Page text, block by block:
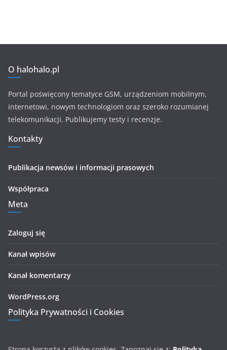
O halohalo.pl
Portal poświęcony tematyce GSM, urządzeniom mobilnym,
internetowi, nowym technologiom oraz szeroko rozumianej
telekomunikacji. Publikujemy testy i recenzje.
Kontakty
Publikacja newsów i informacji prasowych
Współpraca
Meta
Zaloguj się
Kanał wpisów
Kanał komentarzy
WordPress.org
Polityka Prywatności i Cookies